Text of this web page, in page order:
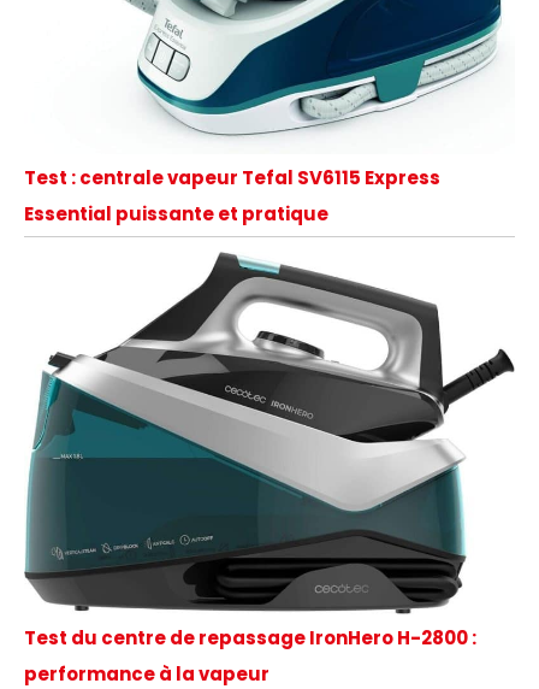
Test : centrale vapeur Tefal SV6115 Express
Essential puissante et pratique
Test du centre de repassage IronHero H-2800 :
performance à la vapeur